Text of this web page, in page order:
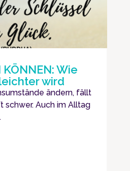
KÖNNEN: Wie
wird
ändern, fällt
schwer. Auch im Alltag